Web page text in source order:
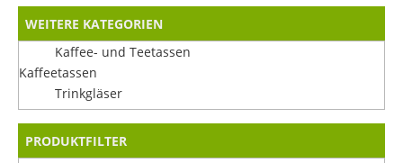
WEITERE KATEGORIEN
Kaffee- und Teetassen
Kaffeetassen
Trinkgläser
PRODUKTFILTER